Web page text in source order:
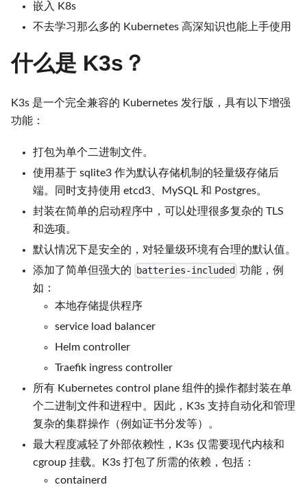
嵌入 K8s
不去学习那么多的 Kubernetes 高深知识也能上手使用
什么是 K3s？
K3s 是一个完全兼容的 Kubernetes 发行版，具有以下增强
功能：
打包为单个二进制文件。
使用基于 sqlite3 作为默认存储机制的轻量级存储后
端。同时支持使用 etcd3、MySQL 和 Postgres。
封装在简单的启动程序中，可以处理很多复杂的 TLS
和选项。
默认情况下是安全的，对轻量级环境有合理的默认值。
添加了简单但强大的
batteries-included 功能，例
如：
本地存储提供程序
service load balancer
Helm controller
Traefik ingress controller
所有 Kubernetes control plane 组件的操作都封装在单
个二进制文件和进程中。因此，K3s 支持自动化和管理
复杂的集群操作（例如证书分发等）。
最大程度减轻了外部依赖性，K3s 仅需要现代内核和
cgroup 挂载。K3s 打包了所需的依赖，包括：
containerd